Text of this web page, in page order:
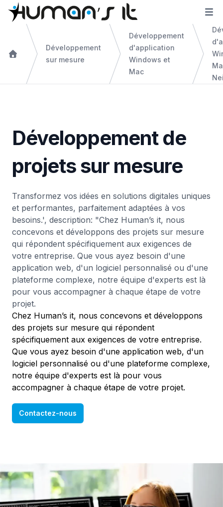
Développement
sur mesure
Développement
d'application
Windows et
Mac
Développement de
projets sur mesure
Transformez vos idées en solutions digitales uniques
et performantes, parfaitement adaptées à vos
besoins.', description: "Chez Human’s it, nous
concevons et développons des projets sur mesure
qui répondent spécifiquement aux exigences de
votre entreprise. Que vous ayez besoin d'une
application web, d'un logiciel personnalisé ou d'une
plateforme complexe, notre équipe d'experts est là
pour vous accompagner à chaque étape de votre
projet.
Chez Human’s it, nous concevons et développons
des projets sur mesure qui répondent
spécifiquement aux exigences de votre entreprise.
Que vous ayez besoin d'une application web, d'un
logiciel personnalisé ou d'une plateforme complexe,
notre équipe d'experts est là pour vous
accompagner à chaque étape de votre projet.
Contactez-nous